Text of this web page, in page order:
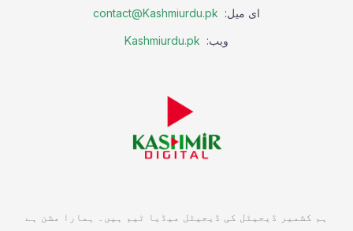
ای میل: contact@Kashmiurdu.pk
ویب: Kashmiurdu.pk
ہم کشمیر ڈیجیٹل کی ڈیجیٹل میڈیا ٹیم ہیں۔ ہمارا مشن ہے